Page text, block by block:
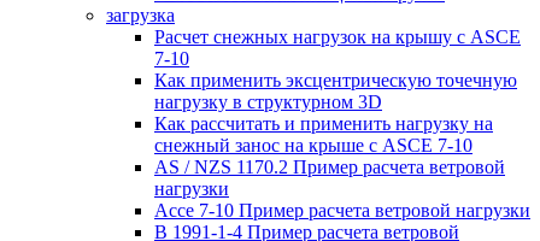
загрузка
Расчет снежных нагрузок на крышу с ASCE
7-10
Как применить эксцентрическую точечную
нагрузку в структурном 3D
Как рассчитать и применить нагрузку на
снежный занос на крыше с ASCE 7-10
AS / NZS 1170.2 Пример расчета ветровой
нагрузки
Ассе 7-10 Пример расчета ветровой нагрузки
В 1991-1-4 Пример расчета ветровой